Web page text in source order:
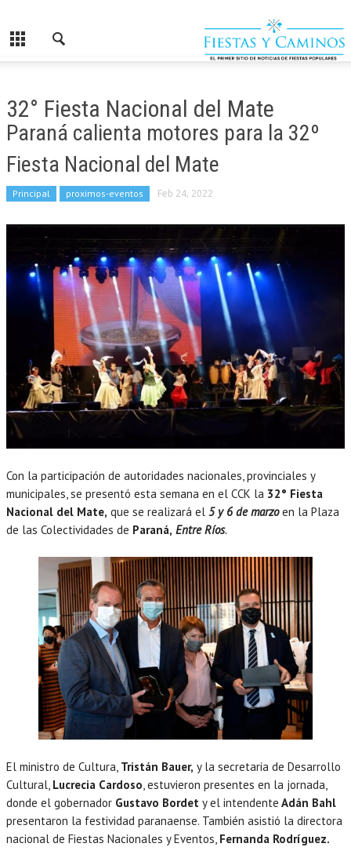
32° Fiesta Nacional del Mate
Paraná calienta motores para la 32º
Fiesta Nacional del Mate
Principal proximos-eventos Feb 24, 2022
Con la participación de autoridades nacionales, provinciales y
municipales, se presentó esta semana en el CCK la 32° Fiesta
Nacional del Mate, que se realizará el 5 y 6 de marzo en la Plaza
de las Colectividades de Paraná, Entre Ríos.
El ministro de Cultura, Tristán Bauer, y la secretaria de Desarrollo
Cultural, Lucrecia Cardoso, estuvieron presentes en la jornada,
donde el gobernador Gustavo Bordet y el intendente Adán Bahl
presentaron la festividad paranaense. También asistió la directora
nacional de Fiestas Nacionales y Eventos, Fernanda Rodríguez.